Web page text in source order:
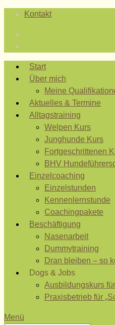
Kontakt
Start
Über mich
Meine
Aktuelles & Termine
Alltagstraining
Welpen Kurs
Junghunde Kurs
Fortgeschrittenen
BHV
Einzelcoaching
Einzelstunden
Kennenlernstunde
Coachingpakete
Beschäftigung
Nasenarbeit
Dummytraining
Dran bleiben – so
Dogs & Jobs
Ausbildungskurs
Praxisbetrieb für
Menü